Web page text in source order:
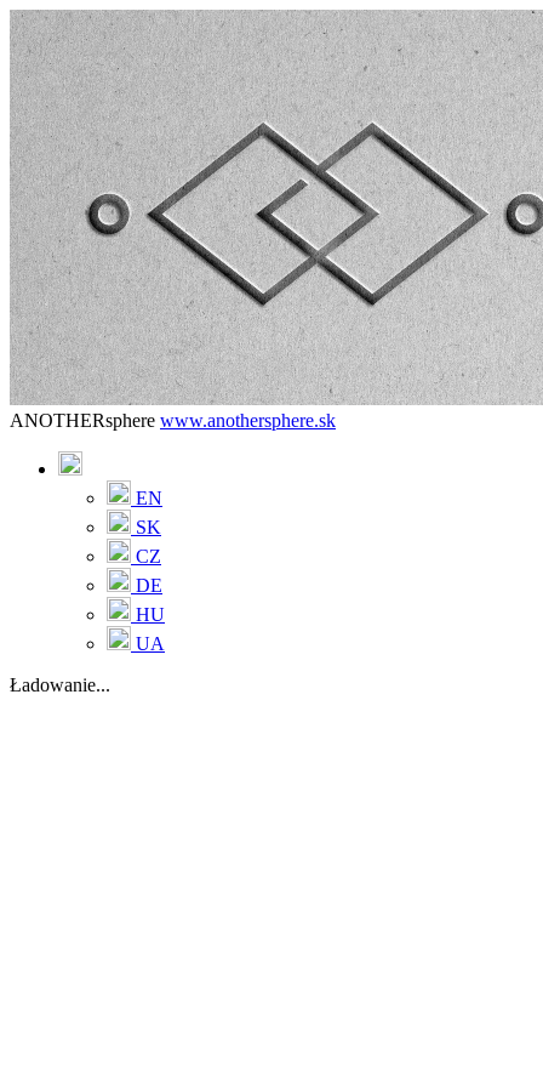
ANOTHERsphere www.anothersphere.sk
EN
SK
CZ
DE
HU
UA
Ładowanie...